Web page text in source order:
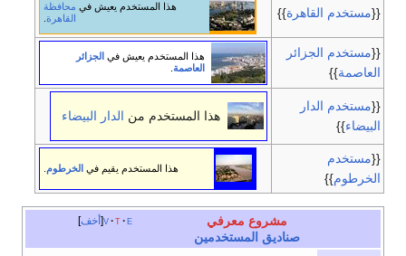
{{مستخدم القاهرة}} هذا المستخدم يعيش في محافظة
القاهرة.
{{مستخدم الجزائر
العاصمة}}
هذا المستخدم يعيش في الجزائر
العاصمة.
{{مستخدم الدار
البيضاء}}
هذا المستخدم من الدار البيضاء
{{مستخدم
الخرطوم}}
هذا المستخدم يقيم في الخرطوم.
أخف v t e
مشروع معرفي
صناديق المستخدمين